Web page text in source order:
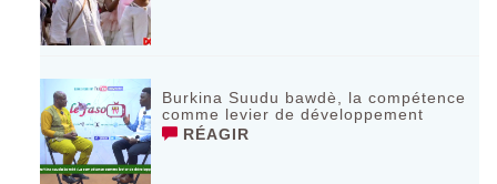
Burkina Suudu bawdè, la compétence
comme levier de développement
RÉAGIR